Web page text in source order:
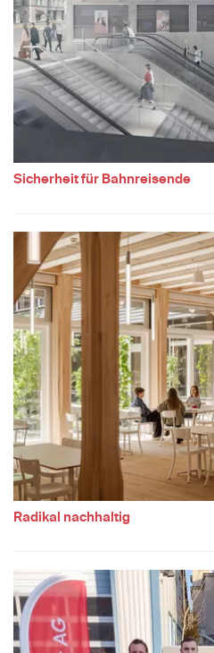
Sicherheit für Bahnreisende
Radikal nachhaltig